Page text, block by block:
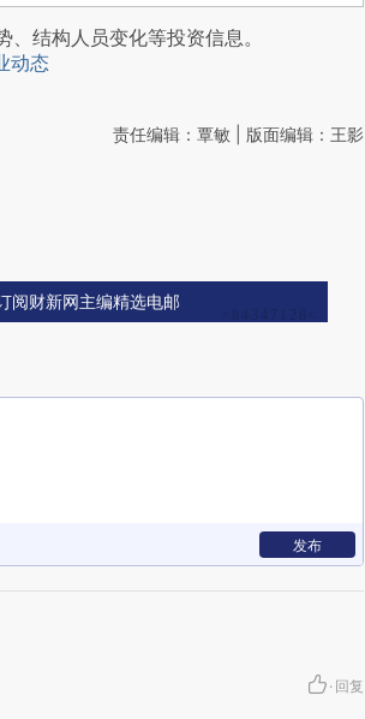
、结构人员变化等投资信息。
动态
责任编辑：覃敏 | 版面编辑：王影
阅财新网主编精选电邮
发布
· 回复